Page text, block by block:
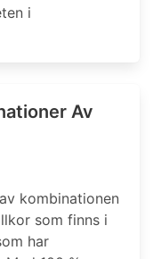
i
Av
kombinationen
som finns i
har